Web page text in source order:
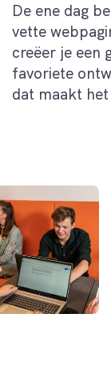
De ene dag
vette
creëer je een
favoriete
dat maakt